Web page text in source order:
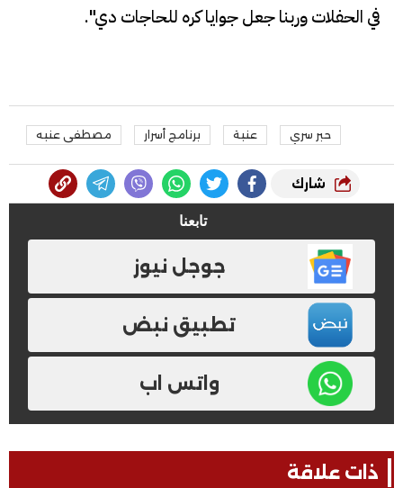
في الحفلات وربنا جعل جوايا كره للحاجات دي".
حبر سري عنبة برنامج أسرار مصطفى عنبه
شارك
تابعنا
جوجل نيوز
تطبيق نبض
واتس اب
ذات علاقة